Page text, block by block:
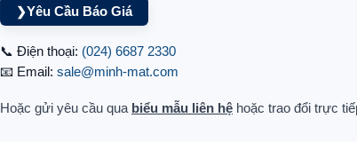
❯Yêu Cầu Báo Giá
📞 Điện thoại: (024) 6687 2330
📧 Email: sale@minh-mat.com
Hoặc gửi yêu cầu qua biểu mẫu liên hệ hoặc trao đổi trực